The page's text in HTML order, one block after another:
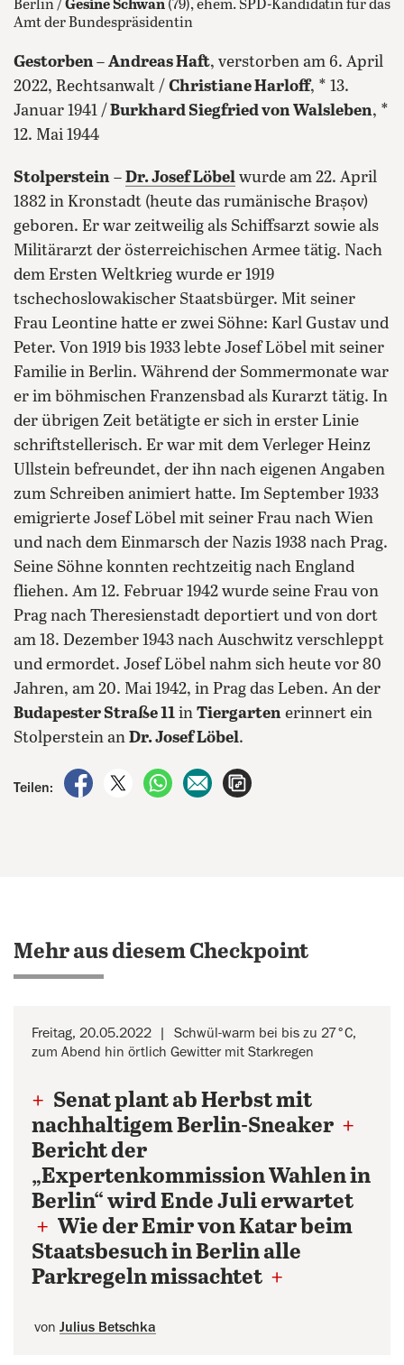
Berlin /Gesine Schwan (79), ehem. SPD-Kandidatin für das
Amt der Bundespräsidentin
Gestorben– Andreas Haft, verstorben am 6. April
2022, Rechtsanwalt / Christiane Harloff, * 13.
Januar 1941 / Burkhard Siegfried von Walsleben, *
12. Mai 1944
Stolperstein – Dr. Josef Löbel wurde am 22. April
1882 in Kronstadt (heute das rumänische Brașov)
geboren. Er war zeitweilig als Schiffsarzt sowie als
Militärarzt der österreichischen Armee tätig. Nach
dem Ersten Weltkrieg wurde er 1919
tschechoslowakischer Staatsbürger. Mit seiner
Frau Leontine hatte er zwei Söhne: Karl Gustav und
Peter. Von 1919 bis 1933 lebte Josef Löbel mit seiner
Familie in Berlin. Während der Sommermonate war
er im böhmischen Franzensbad als Kurarzt tätig. In
der übrigen Zeit betätigte er sich in erster Linie
schriftstellerisch. Er war mit dem Verleger Heinz
Ullstein befreundet, der ihn nach eigenen Angaben
zum Schreiben animiert hatte. Im September 1933
emigrierte Josef Löbel mit seiner Frau nach Wien
und nach dem Einmarsch der Nazis 1938 nach Prag.
Seine Söhne konnten rechtzeitig nach England
fliehen. Am 12. Februar 1942 wurde seine Frau von
Prag nach Theresienstadt deportiert und von dort
am 18. Dezember 1943 nach Auschwitz verschleppt
und ermordet. Josef Löbel nahm sich heute vor 80
Jahren, am 20. Mai 1942, in Prag das Leben. An der
Budapester Straße 11 in Tiergarten erinnert ein
Stolperstein an Dr. Josef Löbel.
Teilen:
auf Facebook teilen
auf X teilenper WhatsApp teilen
per E-Mail teilen
Mehr aus diesem Checkpoint
Freitag, 20.05.2022
Schwül-warm bei bis zu 27°C,
zum Abend hin örtlich Gewitter mit Starkregen
+ Senat plant ab Herbst mit
nachhaltigem Berlin-Sneaker +
Bericht der
„Expertenkommission Wahlen in
Berlin“ wird Ende Juli erwartet
+ Wie der Emir von Katar beim
Staatsbesuch in Berlin alle
Parkregeln missachtet +
von Julius Betschka